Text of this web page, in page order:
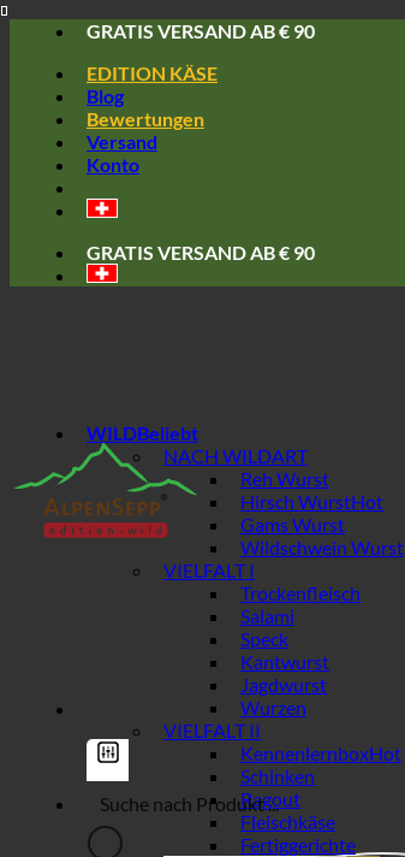
content
GRATIS VERSAND AB € 90
EDITION KÄSE
Blog
Bewertungen
Versand
Konto
GRATIS VERSAND AB € 90
WILD
NACH WILDART
Reh Wurst
Hirsch Wurst
Gams Wurst
Wildschwein Wurst
VIELFALT I
Trockenfleisch
Salami
Speck
Kantwurst
Jagdwurst
Wurzen
VIELFALT II
Kennenlernbox
Schinken
Ragout
Fleischkäse
Fertiggerichte